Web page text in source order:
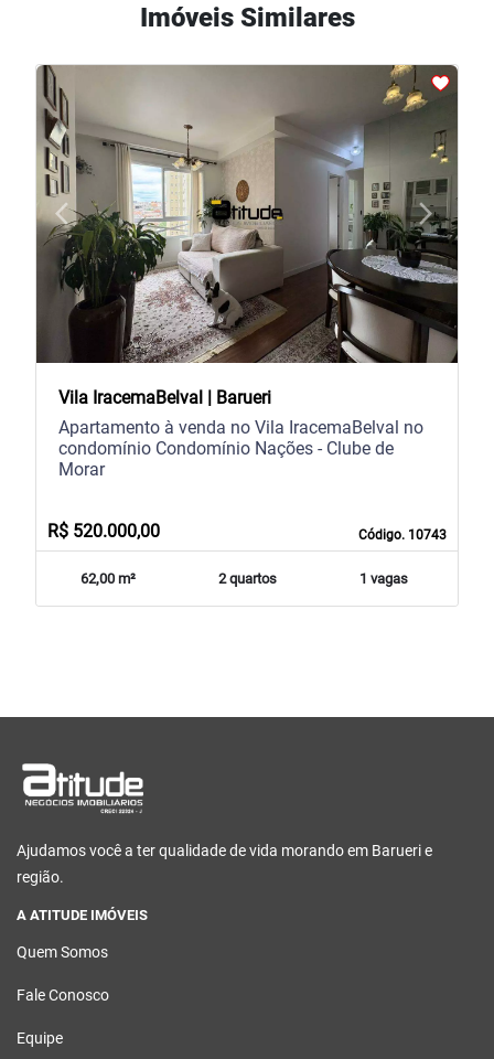
Imóveis Similares
arrow_back_iosPrevious arrow_forward_iosNext
Vila IracemaBelval | Barueri
Código. 10743
Apartamento à venda no Vila IracemaBelval no
condomínio Condomínio Nações - Clube de
Morar
R$ 520.000,00
62,00 m² 2 quartos 1 vagas
Ajudamos você a ter qualidade de vida morando em Barueri e
região.
A ATITUDE IMÓVEIS
Quem Somos
Fale Conosco
Equipe